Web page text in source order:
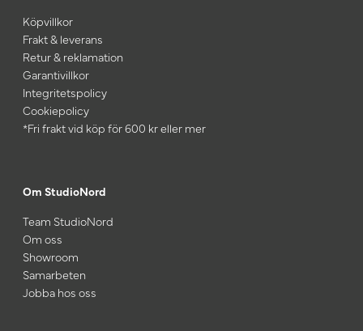
Köpvillkor
Frakt & leverans
Retur & reklamation
Garantivillkor
Integritetspolicy
Cookiepolicy
*Fri frakt vid köp för 600 kr eller mer
Om StudioNord
Team StudioNord
Om oss
Showroom
Samarbeten
Jobba hos oss